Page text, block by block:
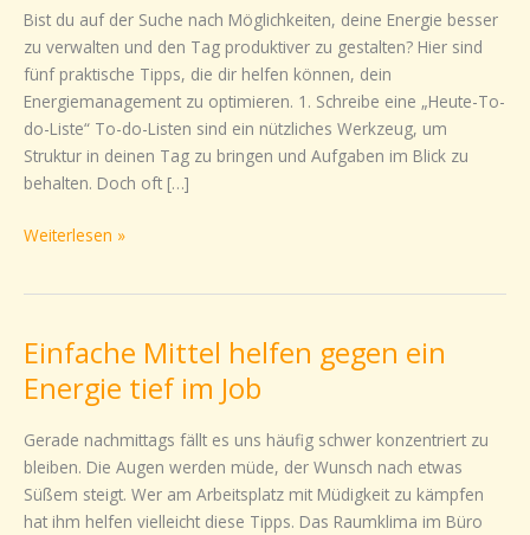
Bist du auf der Suche nach Möglichkeiten, deine Energie besser
zu verwalten und den Tag produktiver zu gestalten? Hier sind
fünf praktische Tipps, die dir helfen können, dein
Energiemanagement zu optimieren. 1. Schreibe eine „Heute-To-
do-Liste“ To-do-Listen sind ein nützliches Werkzeug, um
Struktur in deinen Tag zu bringen und Aufgaben im Blick zu
behalten. Doch oft […]
Energiemanagement
Weiterlesen »
Einfache Mittel helfen gegen ein
Energie tief im Job
Gerade nachmittags fällt es uns häufig schwer konzentriert zu
bleiben. Die Augen werden müde, der Wunsch nach etwas
Süßem steigt. Wer am Arbeitsplatz mit Müdigkeit zu kämpfen
hat ihm helfen vielleicht diese Tipps. Das Raumklima im Büro
Einfache
Mittel
helfen
gegen
ein
Energie
tief